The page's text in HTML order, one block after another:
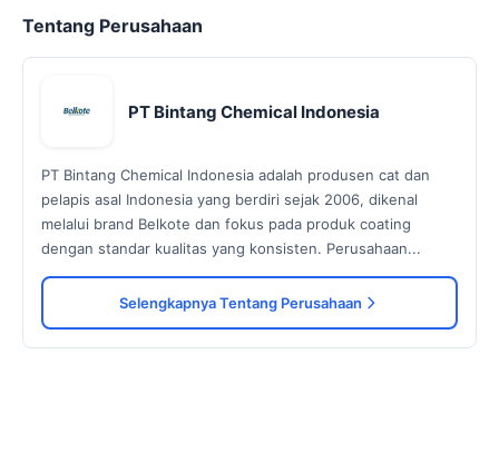
Tentang Perusahaan
PT Bintang Chemical Indonesia
PT Bintang Chemical Indonesia adalah produsen cat dan
pelapis asal Indonesia yang berdiri sejak 2006, dikenal
melalui brand Belkote dan fokus pada produk coating
dengan standar kualitas yang konsisten. Perusahaan...
Selengkapnya Tentang Perusahaan